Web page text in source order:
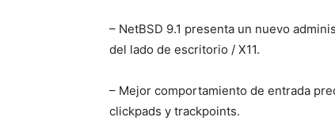
– NetBSD 9.1 presenta un nuevo
del lado de escritorio / X11.
– Mejor comportamiento de entrada
clickpads y trackpoints.